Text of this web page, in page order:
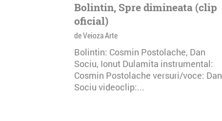
Bolintin, Spre dimineata (clip
oficial)
de Veioza Arte
Bolintin: Cosmin Postolache, Dan
Sociu, Ionut Dulamita instrumental:
Cosmin Postolache versuri/voce: Dan
Sociu videoclip:...